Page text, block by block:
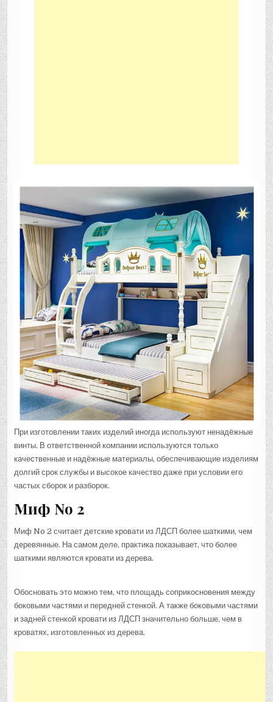
При изготовлении таких изделий иногда используют ненадёжные
винты. В ответственной компании используются только
качественные и надёжные материалы, обеспечивающие изделиям
долгий срок службы и высокое качество даже при условии его
частых сборок и разборок.
Миф No 2
Миф No 2 считает детские кровати из ЛДСП более шаткими, чем
деревянные. На самом деле, практика показывает, что более
шаткими являются кровати из дерева.
Обосновать это можно тем, что площадь соприкосновения между
боковыми частями и передней стенкой. А также боковыми частями
и задней стенкой кровати из ЛДСП значительно больше, чем в
кроватях, изготовленных из дерева.